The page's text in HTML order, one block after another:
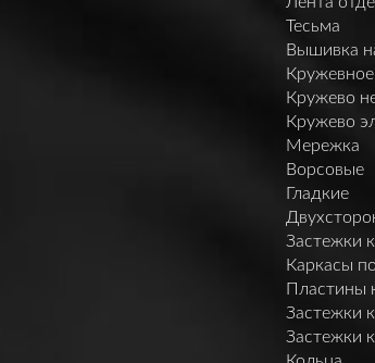
Тесьма
Вышивка
Кружево
Кружево
Мережка
Ворсовые
Гладкие
Застежки
Каркасы
Пластины
Застежки
Застежки